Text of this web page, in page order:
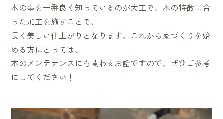
木の事を一番良く知っているのが大工で、木の特徴に合
った加工を施すことで、
長く美しい仕上がりとなります。これから家づくりを始
める方にとっては、
木のメンテナンスにも関わるお話ですので、ぜひご参考
にしてください！